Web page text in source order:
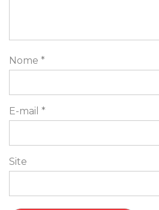
Nome *
E-mail *
Site